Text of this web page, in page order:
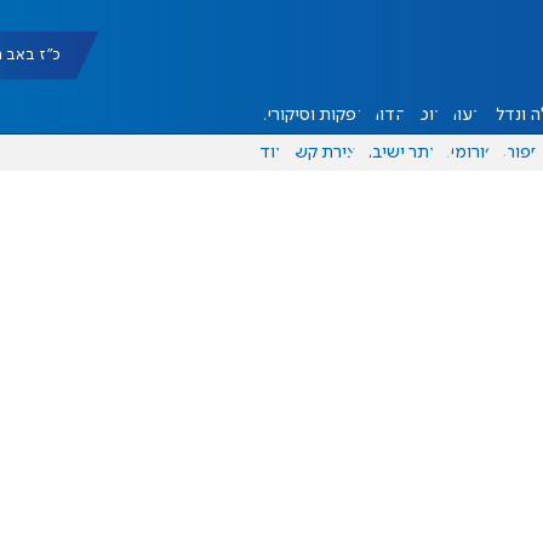
כ"ז באב
ונדל"ן דעות אוכל יהדות הפקות וסיקורים
ספורט פורומים אתר ישיבה יצירת קשר עוד